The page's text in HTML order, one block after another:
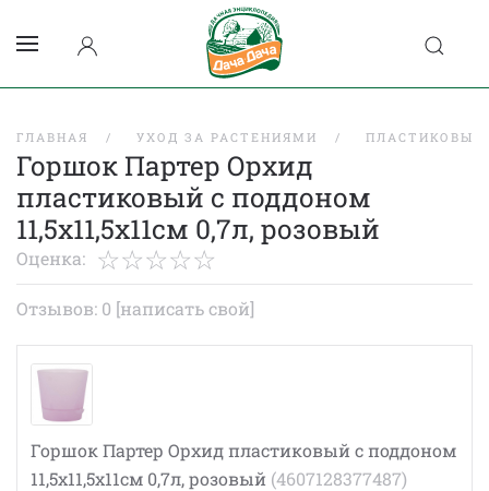
ГЛАВНАЯ УХОД ЗА РАСТЕНИЯМИ ПЛАСТИКОВЫЕ
Горшок Партер Орхид
пластиковый с поддоном
11,5х11,5х11см 0,7л, розовый
Оценка:
Отзывов: 0 [написать свой]
Горшок Партер Орхид пластиковый с поддоном
11,5х11,5х11см 0,7л, розовый (4607128377487)